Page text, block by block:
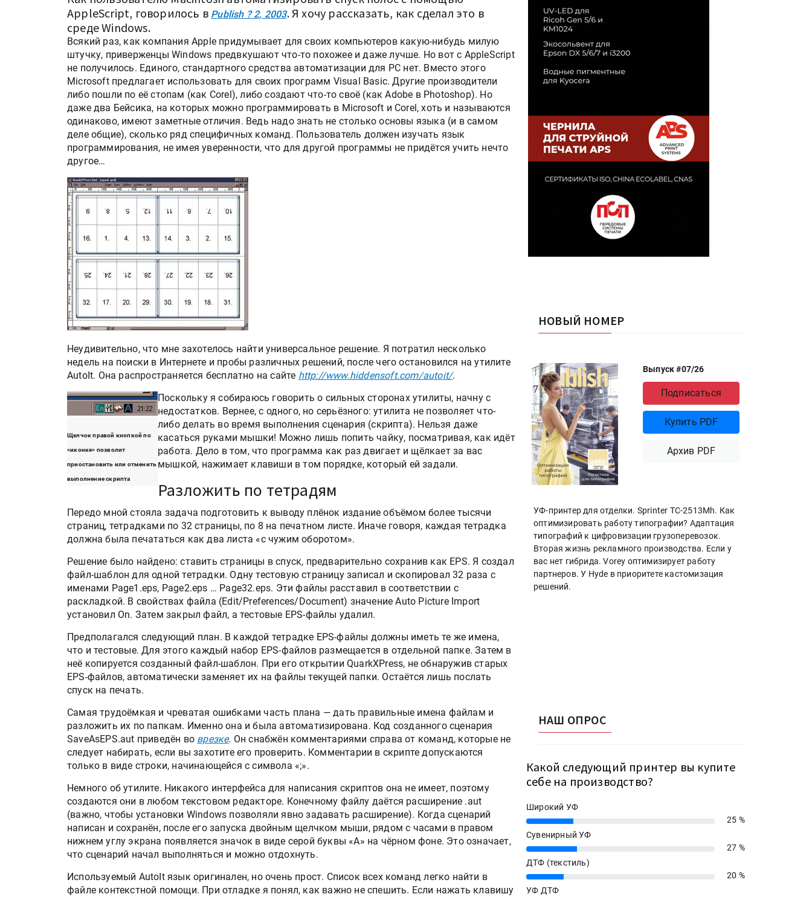
AppleScript, говорилось в Publish ? 2, 2003. Я хочу рассказать, как сделал это в
среде Windows.
Всякий раз, как компания Apple придумывает для своих компьютеров какую-нибудь милую
штучку, приверженцы Windows предвкушают что-то похожее и даже лучше. Но вот с AppleScript
не получилось. Единого, стандартного средства автоматизации для РС нет. Вместо этого
Microsoft предлагает использовать для своих программ Visual Basic. Другие производители
либо пошли по её стопам (как Corel), либо создают что-то своё (как Adobe в Photoshop). Но
даже два Бейсика, на которых можно программировать в Microsoft и Corel, хоть и называются
одинаково, имеют заметные отличия. Ведь надо знать не столько основы языка (и в самом
деле общие), сколько ряд специфичных команд. Пользователь должен изучать язык
программирования, не имея уверенности, что для другой программы не придётся учить нечто
другое…
Неудивительно, что мне захотелось найти универсальное решение. Я потратил несколько
недель на поиски в Интернете и пробы различных решений, после чего остановился на утилите
AutoIt. Она распространяется бесплатно на сайте http://www.hiddensoft.com/autoit/.
Щелчок правой кнопкой по
«иконке» позволит
приостановить или отменить
выполнение скрипта
Поскольку я собираюсь говорить о сильных сторонах утилиты, начну с
недостатков. Вернее, с одного, но серьёзного: утилита не позволяет что-
либо делать во время выполнения сценария (скрипта). Нельзя даже
касаться руками мышки! Можно лишь попить чайку, посматривая, как идёт
работа. Дело в том, что программа как раз двигает и щёлкает за вас
мышкой, нажимает клавиши в том порядке, который ей задали.
Разложить по тетрадям
Передо мной стояла задача подготовить к выводу плёнок издание объёмом более тысячи
страниц, тетрадками по 32 страницы, по 8 на печатном листе. Иначе говоря, каждая тетрадка
должна была печататься как два листа «с чужим оборотом».
Решение было найдено: ставить страницы в спуск, предварительно сохранив как EPS. Я создал
файл-шаблон для одной тетрадки. Одну тестовую страницу записал и скопировал 32 раза с
именами Page1.eps, Page2.eps … Page32.eps. Эти файлы расставил в соответствии с
раскладкой. В свойствах файла (Edit/Preferences/Document) значение Auto Picture Import
установил On. Затем закрыл файл, а тестовые EPS-файлы удалил.
Предполагался следующий план. В каждой тетрадке EPS-файлы должны иметь те же имена,
что и тестовые. Для этого каждый набор EPS-файлов размещается в отдельной папке. Затем в
неё копируется созданный файл-шаблон. При его открытии QuarkXPress, не обнаружив старых
EPS-файлов, автоматически заменяет их на файлы текущей папки. Остаётся лишь послать
спуск на печать.
Самая трудоёмкая и чреватая ошибками часть плана — дать правильные имена файлам и
разложить их по папкам. Именно она и была автоматизирована. Код созданного сценария
SaveAsEPS.aut приведён во врезке. Он снабжён комментариями справа от команд, которые не
следует набирать, если вы захотите его проверить. Комментарии в скрипте допускаются
только в виде строки, начинающейся c символа «;».
Немного об утилите. Никакого интерфейса для написания скриптов она не имеет, поэтому
создаются они в любом текстовом редакторе. Конечному файлу даётся расширение .aut
(важно, чтобы установки Windows позволяли явно задавать расширение). Когда сценарий
написан и сохранён, после его запуска двойным щелчком мыши, рядом с часами в правом
нижнем углу экрана появляется значок в виде серой буквы «А» на чёрном фоне. Это означает,
что сценарий начал выполняться и можно отдохнуть.
Используемый AutoIt язык оригинален, но очень прост. Список всех команд легко найти в
файле контекстной помощи. При отладке я понял, как важно не спешить. Если нажать клавишу
НОВЫЙ НОМЕР
Выпуск #07/26
Подписаться
Купить PDF
Архив PDF
УФ-принтер для отделки. Sprinter ТС-2513Mh. Как
оптимизировать работу типографии? Адаптация
типографий к цифровизации грузоперевозок.
Вторая жизнь рекламного производства. Если у
вас нет гибрида. Vorey оптимизирует работу
партнеров. У Hyde в приоритете кастомизация
решений.
НАШ ОПРОС
Какой следующий принтер вы купите
себе на производство?
Широкий УФ
25%
25 %
Сувенирный УФ
27%
27 %
ДТФ (текстиль)
20%
20 %
УФ ДТФ